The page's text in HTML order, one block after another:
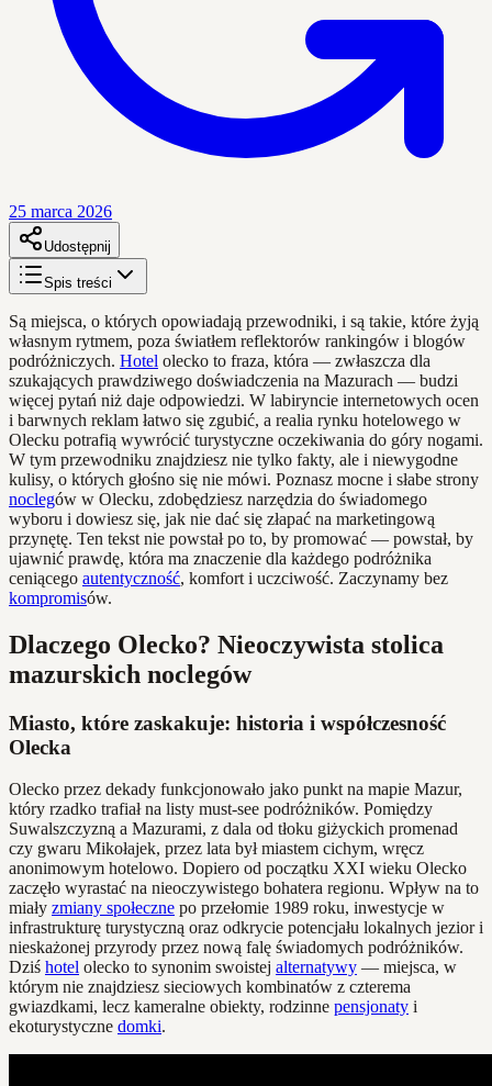
25 marca 2026
Udostępnij
Spis treści
Są miejsca, o których opowiadają przewodniki, i są takie, które żyją
własnym rytmem, poza światłem reflektorów rankingów i blogów
podróżniczych. Hotel olecko to fraza, która — zwłaszcza dla
szukających prawdziwego doświadczenia na Mazurach — budzi
więcej pytań niż daje odpowiedzi. W labiryncie internetowych ocen
i barwnych reklam łatwo się zgubić, a realia rynku hotelowego w
Olecku potrafią wywrócić turystyczne oczekiwania do góry nogami.
W tym przewodniku znajdziesz nie tylko fakty, ale i niewygodne
kulisy, o których głośno się nie mówi. Poznasz mocne i słabe strony
noclegów w Olecku, zdobędziesz narzędzia do świadomego
wyboru i dowiesz się, jak nie dać się złapać na marketingową
przynętę. Ten tekst nie powstał po to, by promować — powstał, by
ujawnić prawdę, która ma znaczenie dla każdego podróżnika
ceniącego autentyczność, komfort i uczciwość. Zaczynamy bez
kompromisów.
Dlaczego Olecko? Nieoczywista stolica
mazurskich noclegów
Miasto, które zaskakuje: historia i współczesność
Olecka
Olecko przez dekady funkcjonowało jako punkt na mapie Mazur,
który rzadko trafiał na listy must-see podróżników. Pomiędzy
Suwalszczyzną a Mazurami, z dala od tłoku giżyckich promenad
czy gwaru Mikołajek, przez lata był miastem cichym, wręcz
anonimowym hotelowo. Dopiero od początku XXI wieku Olecko
zaczęło wyrastać na nieoczywistego bohatera regionu. Wpływ na to
miały zmiany społeczne po przełomie 1989 roku, inwestycje w
infrastrukturę turystyczną oraz odkrycie potencjału lokalnych jezior i
nieskażonej przyrody przez nową falę świadomych podróżników.
Dziś hotel olecko to synonim swoistej alternatywy — miejsca, w
którym nie znajdziesz sieciowych kombinatów z czterema
gwiazdkami, lecz kameralne obiekty, rodzinne pensjonaty i
ekoturystyczne domki.